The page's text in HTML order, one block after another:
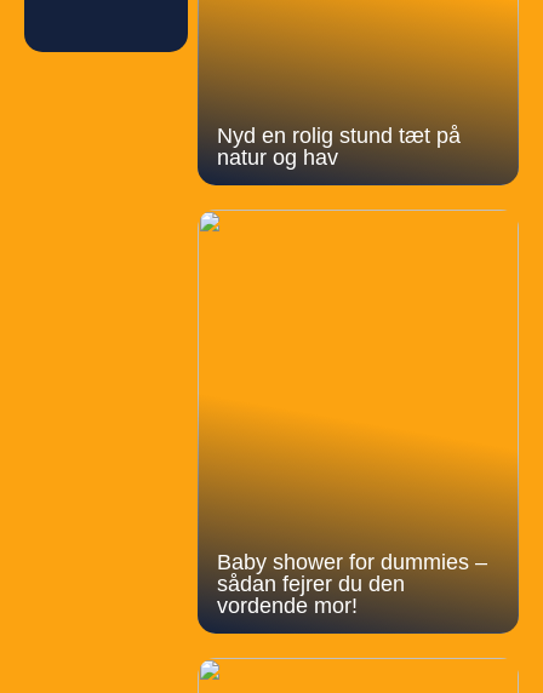
Nyd en rolig stund tæt på
natur og hav
Baby shower for dummies –
sådan fejrer du den
vordende mor!